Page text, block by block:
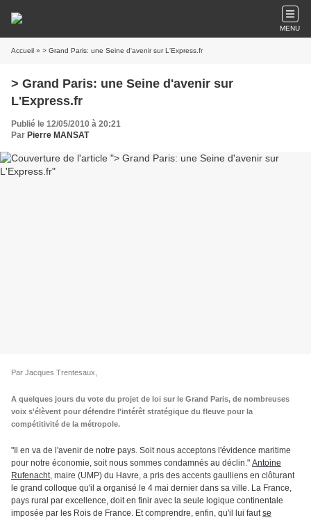
MENU
Accueil » > Grand Paris: une Seine d'avenir sur L'Express.fr
> Grand Paris: une Seine d'avenir sur
L'Express.fr
Publié le 12/05/2010 à 20:21
Par Pierre MANSAT
Par Jacques Trentesaux,
A quelques jours du vote du projet de loi sur le Grand Paris, de nombreuses
voix s'élèvent pour défendre l'intérêt stratégique du fleuve pour la
compétitivité de la métropole.
"Il en va de l'avenir de notre pays. Soit nous acceptons l'évidence maritime
pour notre économie, soit nous sommes condamnés au déclin." Antoine
Rufenacht, maire (UMP) du Havre, a pris des accents gaulliens en clôturant
le grand colloque qu'il a organisé le 4 mai dernier dans sa ville. La France,
pays rural par excellence, doit en finir avec la seule logique continentale
imposée par les Rois de France. Et comprendre, enfin, qu'il lui fautse